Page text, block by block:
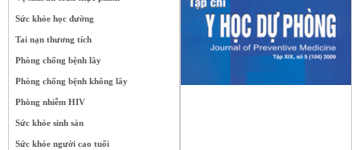
Sức khỏe học đường
Tai nạn thương tích
Phòng chống bệnh lây
Phòng chống bệnh không lây
Phòng nhiễm HIV
Sức khỏe sinh sản
Sức khỏe người cao tuổi